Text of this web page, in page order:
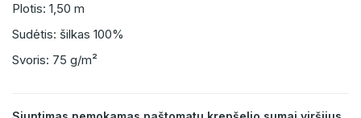
Plotis: 1,50 m
Sudėtis: šilkas 100%
Svoris: 75 g/m²